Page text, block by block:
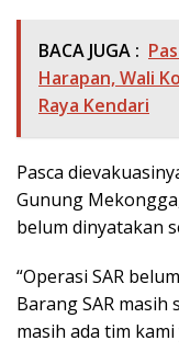
BACA JUGA :
Harapan, Wali
Raya Kendari
Pasca
Gunung
belum dinyatakan
“Operasi SAR
Barang SAR
masih ada tim